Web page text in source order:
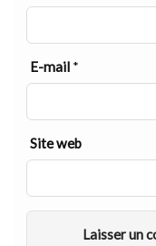
E-mail *
Site web